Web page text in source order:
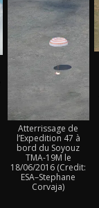
Atterrissage de
l’Expedition 47 à
bord du Soyouz
TMA-19M le
18/06/2016 (Credit:
ESA–Stephane
Corvaja)